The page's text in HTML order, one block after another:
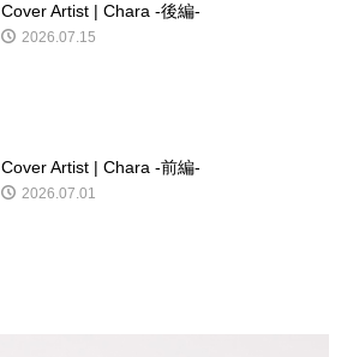
Cover Artist | Chara -後編-
2026.07.15
Cover Artist | Chara -前編-
2026.07.01